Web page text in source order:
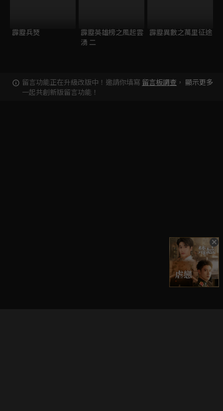
霹靂兵燹
霹靂英雄榜之風起雲
湧 二
霹靂異數之萬里征途
留言功能正在升級改版中！邀請你填寫 留言板調查 ，
一起共創新版留言功能！
顯示更多